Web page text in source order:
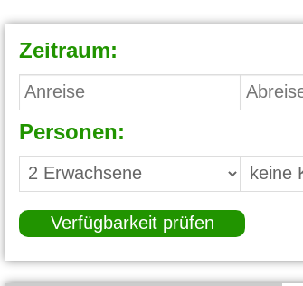
Zeitraum:
Personen:
Verfügbarkeit prüfen